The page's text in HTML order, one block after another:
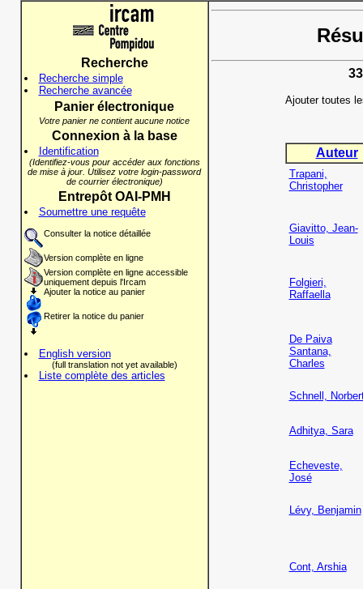
Recherche
Recherche simple
Recherche avancée
Panier électronique
Votre panier ne contient aucune notice
Connexion à la base
Identification
(Identifiez-vous pour accéder aux fonctions
de mise à jour. Utilisez votre login-password
de courrier électronique)
Entrepôt OAI-PMH
Soumettre une requête
Consulter la notice détaillée
Version complète en ligne
Version complète en ligne accessible
uniquement depuis l'Ircam
Ajouter la notice au panier
Retirer la notice du panier
English version
(full translation not yet available)
Liste complète des articles
Ajouter toutes
Auteur
Trapani,
Christopher
Giavitto, Jean-
Louis
Folgieri,
Raffaella
De Paiva
Santana,
Charles
Schnell,
Adhitya, Sara
Echeveste,
José
Lévy, Benjamin
Cont, Arshia